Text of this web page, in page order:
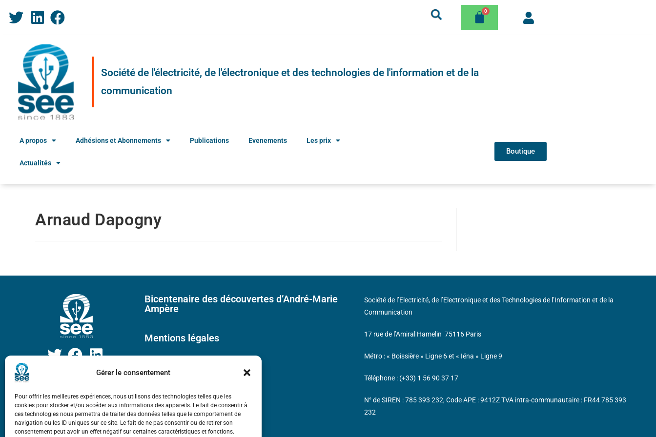
Gérer le consentement
Pour offrir les meilleures expériences, nous utilisons des technologies telles que les
cookies pour stocker et/ou accéder aux informations des appareils. Le fait de consentir à
ces technologies nous permettra de traiter des données telles que le comportement de
navigation ou les ID uniques sur ce site. Le fait de ne pas consentir ou de retirer son
consentement peut avoir un effet négatif sur certaines caractéristiques et fonctions.
Société de l'électricité, de l'électronique et des technologies de l'information et de la
communication
A propos Adhésions et Abonnements Publications Evenements Les prix
Actualités
Boutique
Arnaud Dapogny
Bicentenaire des découvertes d’André-Marie
Ampère
Mentions légales
Société de l’Electricité, de l’Electronique et des Technologies de l’Information et de la
Communication
17 rue de l’Amiral Hamelin 75116 Paris
Métro : « Boissière » Ligne 6 et « Iéna » Ligne 9
Téléphone : (+33) 1 56 90 37 17
N° de SIREN : 785 393 232, Code APE : 9412Z TVA intra-communautaire : FR44 785 393
232